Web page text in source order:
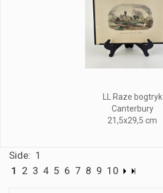
LL Raze bogtryk
Canterbury
21,5x29,5 cm
Side: 1
1 2 3 4 5 6 7 8 9 10